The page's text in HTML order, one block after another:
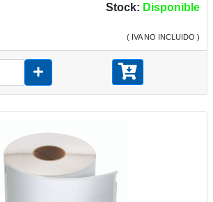
Stock: Disponible
( IVA NO INCLUIDO )